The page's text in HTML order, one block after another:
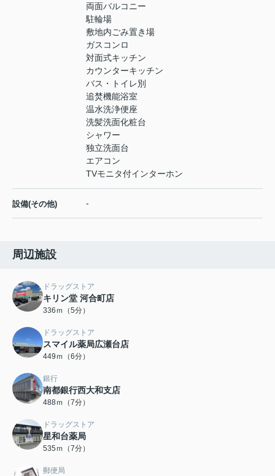
両面バルコニー
駐輪場
敷地内ごみ置き場
ガスコンロ
対面式キッチン
カウンターキッチン
バス・トイレ別
追焚機能浴室
温水洗浄便座
洗髪洗面化粧台
シャワー
独立洗面台
エアコン
TVモニタ付インターホン
設備(その他) -
周辺施設
ドラッグストア
キリン堂 河合町店
336ｍ（5分）
ドラッグストア
スマイル薬局広瀬台店
449ｍ（6分）
銀行
南都銀行西大和支店
488ｍ（7分）
ドラッグストア
星和台薬局
535ｍ（7分）
郵便局